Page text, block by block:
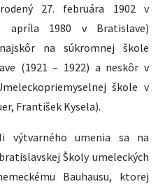
27. februára 1902 v
apríla 1980 v Bratislave)
na súkromnej škole
(1921 – 1922) a neskôr v
škole v
František Kysela).
výtvarného umenia sa na
Školy umeleckých
Bauhausu, ktorej